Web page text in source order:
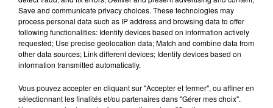
Présenté par Fabien Gazeau
- La réserve de substitution de Mauzé-sur-le-Mignon va
être mise en service dans les prochaines heures.
- Avec le printemps, préparez-vous à de belles
escapades en Bocage Bressuirais.
- Le musée de Thouars se pare de rouge et noir pour la
belle saison
Save and communicate privacy choices. These technologies may
process personal data such as IP address and browsing data to offer
following functionalities: Identify devices based on information actively
requested; Use precise geolocation data; Match and combine data from
other data sources; Link different devices; Identify devices based on
information transmitted automatically.
Vous pouvez accepter en cliquant sur "Accepter et fermer", ou affiner en
sélectionnant les finalités et/ou partenaires dans "Gérer mes choix".